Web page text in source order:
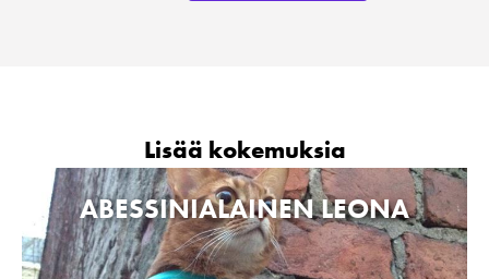
Lisää kokemuksia
ABESSINIALAINEN LEONA